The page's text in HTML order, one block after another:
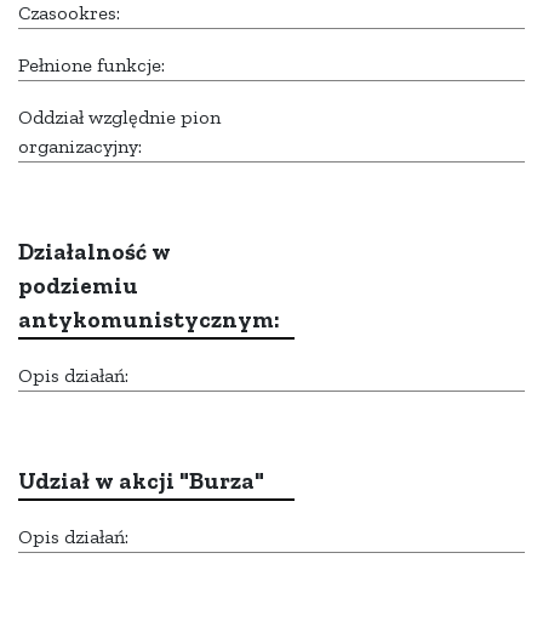
Czasookres:
Pełnione funkcje:
Oddział względnie pion
organizacyjny:
Działalność w
podziemiu
antykomunistycznym:
Opis działań:
Udział w akcji "Burza"
Opis działań: